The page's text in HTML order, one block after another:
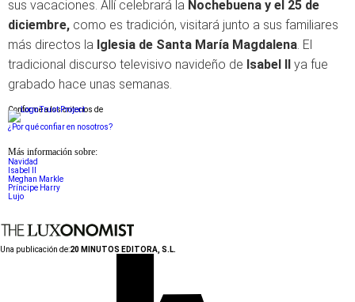
sus vacaciones. Allí celebrará la Nochebuena y el 25 de
diciembre, como es tradición, visitará junto a sus familiares
más directos la Iglesia de Santa María Magdalena. El
tradicional discurso televisivo navideño de Isabel II ya fue
grabado hace unas semanas.
Conforme a los criterios de
¿Por qué confiar en nosotros?
Más información sobre:
Navidad
Isabel II
Meghan Markle
Príncipe Harry
Lujo
Una publicación de:20 MINUTOS EDITORA, S.L.